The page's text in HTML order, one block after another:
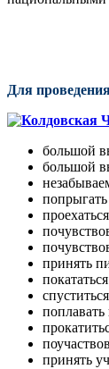
Для
большой
большой
принять
принять